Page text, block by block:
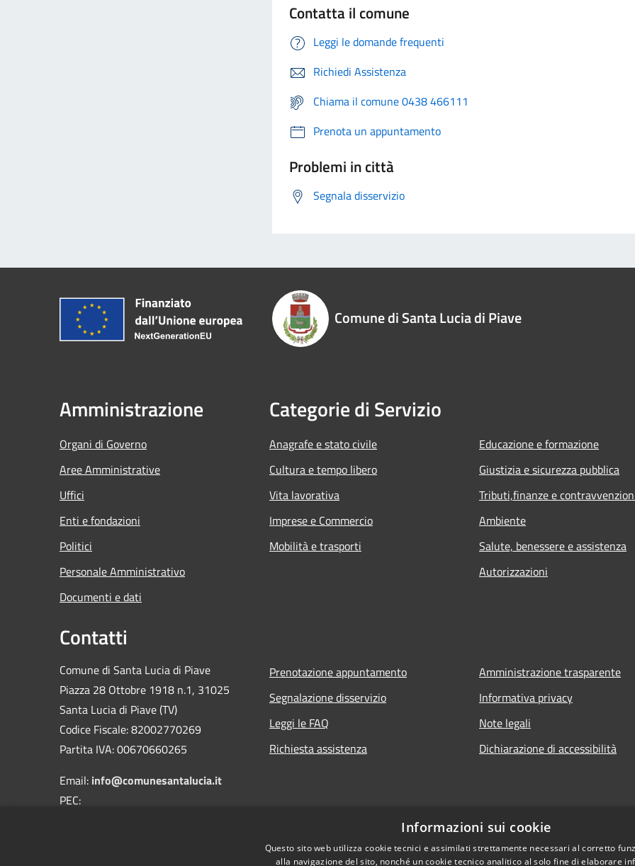
Contatta il comune
Leggi le domande frequenti
Richiedi Assistenza
Chiama il comune 0438 466111
Prenota un appuntamento
Problemi in città
Segnala disservizio
Comune di Santa Lucia di Piave
Amministrazione
Organi di Governo
Aree Amministrative
Uffici
Enti e fondazioni
Politici
Personale Amministrativo
Documenti e dati
Categorie di Servizio
Anagrafe e stato civile
Cultura e tempo libero
Vita lavorativa
Imprese e Commercio
Mobilità e trasporti
Educazione e formazione
Giustizia e sicurezza pubblica
Tributi,finanze e
Ambiente
Salute, benessere e assistenza
Autorizzazioni
Contatti
Comune di Santa Lucia di Piave
Piazza 28 Ottobre 1918 n.1, 31025
Santa Lucia di Piave (TV)
Codice Fiscale: 82002770269
Partita IVA: 00670660265
Email: info@comunesantalucia.it
PEC:
Prenotazione appuntamento
Segnalazione disservizio
Leggi le FAQ
Richiesta assistenza
Amministrazione trasparente
Informativa privacy
Note legali
Dichiarazione di accessibilità
Informazioni sui cookie
Questo sito web utilizza cookie tecnici e assimilati strettamente necessari al corretto
alla navigazione del sito, nonché un cookie tecnico analitico al solo fine di elaborare